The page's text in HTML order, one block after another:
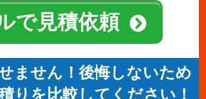
で見積依頼
ません！後悔しないため
りを比較してください！